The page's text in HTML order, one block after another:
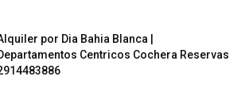
por Dia Bahia Blanca |
Centricos Cochera Reservas